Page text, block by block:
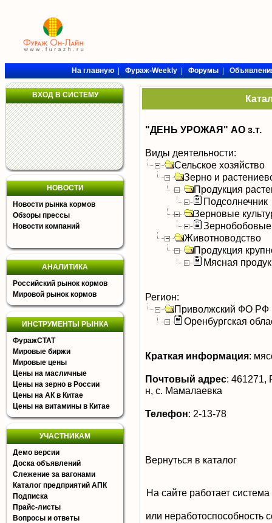
На главную|Фураж-Weekly|Форумы|
ВХОД В СИСТЕМУ
НОВОСТИ
Новости рынка кормов
Обзоры прессы
Новости компаний
АНАЛИТИКА
Российский рынок кормов
Мировой рынок кормов
ИНСТРУМЕНТЫ РЫНКА
ФуражСТАТ
Мировые биржи
Мировые цены
Цены на масличные
Цены на зерно в России
Цены на АК в Китае
Цены на витамины в Китае
УЧАСТНИКАМ
Демо версии
Доска объявлений
Слежение за вагонами
Каталог предприятий АПК
Подписка
Прайс-листы
Вопросы и ответы
"ДЕНЬ УРОЖАЯ" АО з.т.
Виды деятельности:
Сельское хозяйство
Зерно и
Продукция
Подсолнечник
Зерновые
Зернобобовые
Животноводство
Продукция
Мясная
Регион:
Приволжский ФО РФ
Оренбургская
Краткая информация:
Почтовый адрес: 461271,
н, с. Мамалаевка
Телефон: 2-13-78
Вернуться в каталог
На сайте работает
или неработоспособность